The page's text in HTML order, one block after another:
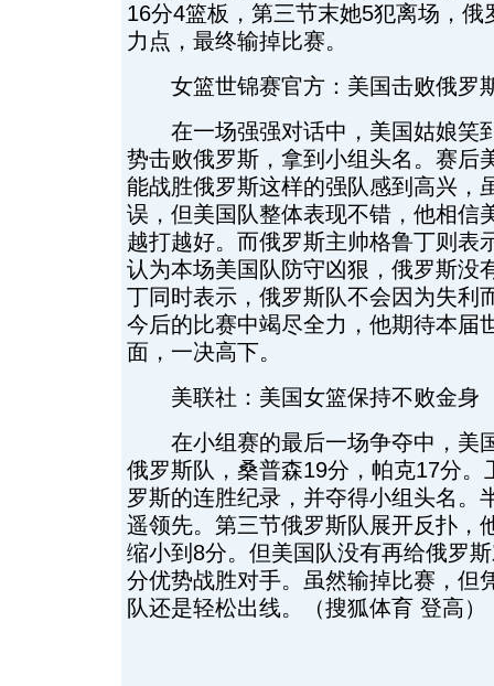
16分4篮板，第三节末她5犯离场，
力点，最终输掉比赛。
女篮世锦赛官方：美国击败俄罗
在一场强强对话中，美国姑娘笑
势击败俄罗斯，拿到小组头名。赛后
能战胜俄罗斯这样的强队感到高兴，
误，但美国队整体表现不错，他相信
越打越好。而俄罗斯主帅格鲁丁则表
认为本场美国队防守凶狠，俄罗斯没
丁同时表示，俄罗斯队不会因为失利
今后的比赛中竭尽全力，他期待本届
面，一决高下。
美联社：美国女篮保持不败金身
在小组赛的最后一场争夺中，美
俄罗斯队，桑普森19分，帕克17分
罗斯的连胜纪录，并夺得小组头名。
遥领先。第三节俄罗斯队展开反扑，
缩小到8分。但美国队没有再给俄罗
分优势战胜对手。虽然输掉比赛，但
队还是轻松出线。（搜狐体育 登高）